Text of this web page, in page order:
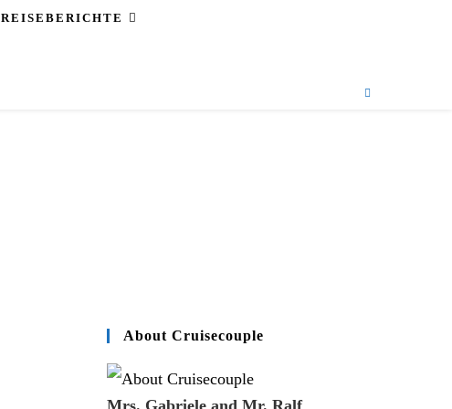
REISEBERICHTE
About Cruisecouple
Mrs. Gabriele and Mr. Ralf